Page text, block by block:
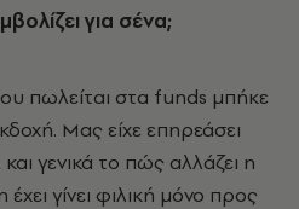
για σένα;
πωλείται στα funds μπήκε
Μας είχε επηρεάσει
γενικά το πώς αλλάζει η
γίνει φιλική μόνο προς